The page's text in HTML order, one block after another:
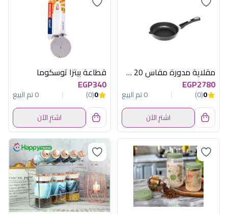
مقلاية مدورة مقاس 20 سم تيتانيوم إي إم تي (AMT - 20cm Round Titanium Pan)
EGP2780
0
(0)
0 تم البيع
اشترِ الآن
قطاعة بيتزا توسكوما
EGP340
0
(0)
0 تم البيع
اشترِ الآن